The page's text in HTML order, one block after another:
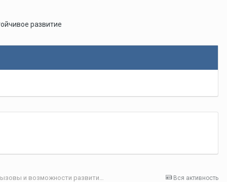
развитие
Вся активность
Секция 4. Цифровая экономика: современные вызовы и возможности развития